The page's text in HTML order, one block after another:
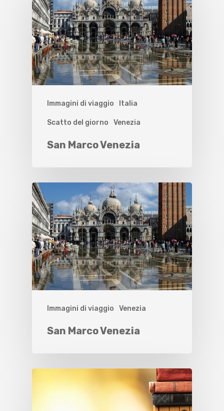
Immagini di viaggio Italia
Scatto del giorno Venezia
San Marco Venezia
Immagini di viaggio Venezia
San Marco Venezia